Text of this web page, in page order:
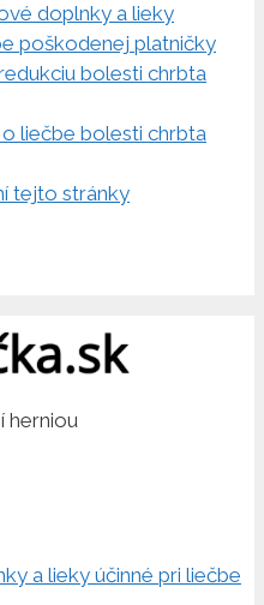
doplnky a lieky
poškodenej platničky
bolesti chrbta
liečbe bolesti chrbta
tejto stránky
herniou
a lieky účinné pri liečbe